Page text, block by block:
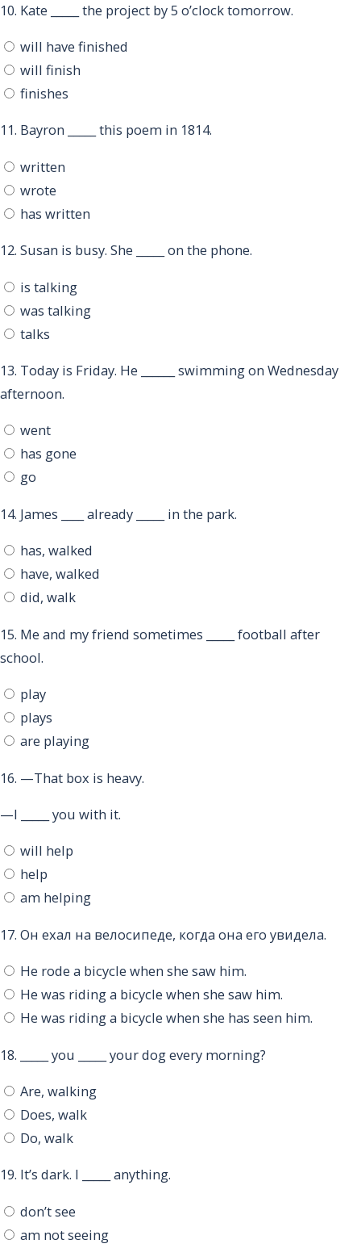
10. Kate _____ the project by 5 o’clock tomorrow.
will have finished
will finish
finishes
11. Bayron _____ this poem in 1814.
written
wrote
has written
12. Susan is busy. She _____ on the phone.
is talking
was talking
talks
13. Today is Friday. He ______ swimming on Wednesday
afternoon.
went
has gone
go
14. James ____ already _____ in the park.
has, walked
have, walked
did, walk
15. Me and my friend sometimes _____ football after
school.
play
plays
are playing
16. —That box is heavy.
—I _____ you with it.
will help
help
am helping
17. Он ехал на велосипеде, когда она его увидела.
He rode a bicycle when she saw him.
He was riding a bicycle when she saw him.
He was riding a bicycle when she has seen him.
18.
_____ you _____ your dog every morning?
Are, walking
Does, walk
Do, walk
19. It’s dark. I _____ anything.
don’t see
am not seeing